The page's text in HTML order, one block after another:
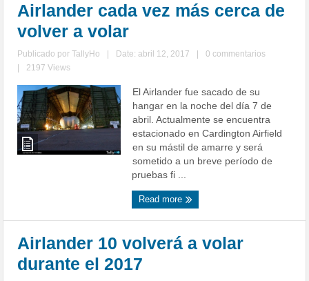
Airlander cada vez más cerca de
volver a volar
Publicado porTallyHo Date: abril 12, 2017
0 commentarios
2197 Views
El Airlander fue sacado de su
hangar en la noche del día 7 de
abril. Actualmente se encuentra
estacionado en Cardington Airfield
en su mástil de amarre y será
sometido a un breve período de
pruebas fi ...
Read more
Airlander 10 volverá a volar
durante el 2017